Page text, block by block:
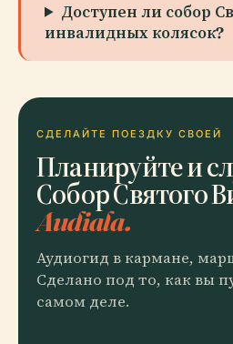
Доступен ли собор
инвалидных колясок?
СДЕЛАЙТЕ ПОЕЗДКУ СВОЕЙ
Планируйте и
Собор Святого
Audiala.
Аудиогид в кармане,
Сделано под то, как вы
самом деле.